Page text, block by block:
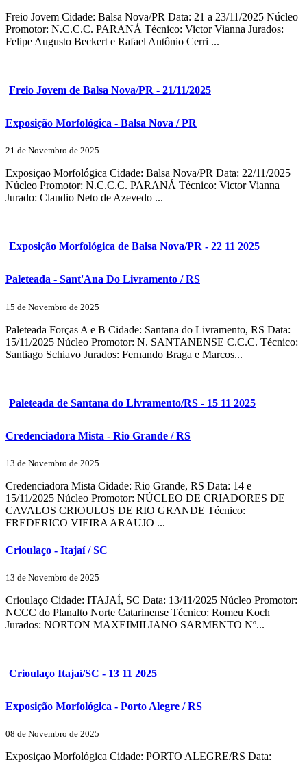
Freio Jovem Cidade: Balsa Nova/PR Data: 21 a 23/11/2025 Núcleo
Promotor: N.C.C.C. PARANÁ Técnico: Victor Vianna Jurados:
Felipe Augusto Beckert e Rafael Antônio Cerri ...
Freio Jovem de Balsa Nova/PR - 21/11/2025
Exposição Morfológica - Balsa Nova / PR
21 de Novembro de 2025
Exposiçao Morfológica Cidade: Balsa Nova/PR Data: 22/11/2025
Núcleo Promotor: N.C.C.C. PARANÁ Técnico: Victor Vianna
Jurado: Claudio Neto de Azevedo ...
Exposição Morfológica de Balsa Nova/PR - 22 11 2025
Paleteada - Sant'Ana Do Livramento / RS
15 de Novembro de 2025
Paleteada Forças A e B Cidade: Santana do Livramento, RS Data:
15/11/2025 Núcleo Promotor: N. SANTANENSE C.C.C. Técnico:
Santiago Schiavo Jurados: Fernando Braga e Marcos...
Paleteada de Santana do Livramento/RS - 15 11 2025
Credenciadora Mista - Rio Grande / RS
13 de Novembro de 2025
Credenciadora Mista Cidade: Rio Grande, RS Data: 14 e
15/11/2025 Núcleo Promotor: NÚCLEO DE CRIADORES DE
CAVALOS CRIOULOS DE RIO GRANDE Técnico:
FREDERICO VIEIRA ARAUJO ...
Crioulaço - Itajaí / SC
13 de Novembro de 2025
Crioulaço Cidade: ITAJAÍ, SC Data: 13/11/2025 Núcleo Promotor:
NCCC do Planalto Norte Catarinense Técnico: Romeu Koch
Jurados: NORTON MAXEIMILIANO SARMENTO Nº...
Crioulaço Itajaí/SC - 13 11 2025
Exposição Morfológica - Porto Alegre / RS
08 de Novembro de 2025
Exposiçao Morfológica Cidade: PORTO ALEGRE/RS Data: